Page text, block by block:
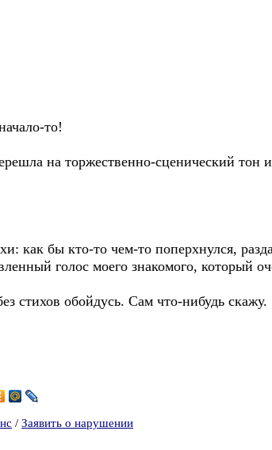
то!
на торжественно-сценический тон
как бы кто-то чем-то поперхнулся,
голос моего знакомого, который
стихов обойдусь. Сам что-нибудь
/ Заявить о нарушении